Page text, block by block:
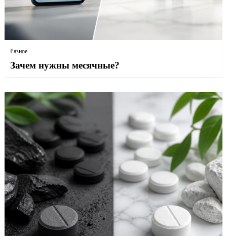
Разное
Зачем нужны месячные?